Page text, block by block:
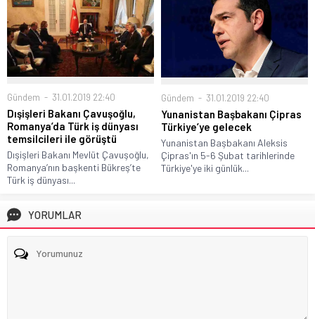
Gündem 31.01.2019 22:40
Dışişleri Bakanı Çavuşoğlu,
Romanya’da Türk iş dünyası
temsilcileri ile görüştü
Dışişleri Bakanı Mevlüt Çavuşoğlu,
Romanya’nın başkenti Bükreş’te
Türk iş dünyası...
Gündem 31.01.2019 22:40
Yunanistan Başbakanı Çipras
Türkiye’ye gelecek
Yunanistan Başbakanı Aleksis
Çipras'ın 5-6 Şubat tarihlerinde
Türkiye'ye iki günlük...
YORUMLAR